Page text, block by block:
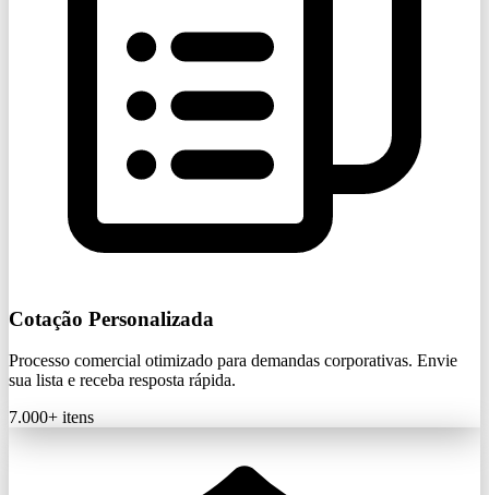
Cotação Personalizada
Processo comercial otimizado para demandas corporativas. Envie
sua lista e receba resposta rápida.
7.000+ itens